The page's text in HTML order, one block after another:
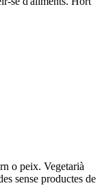
Vegetarià